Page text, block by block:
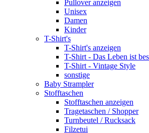
Pullover anzeigen
Unisex
Damen
Kinder
T-Shirt's
T-Shirt's anzeigen
T-Shirt - Das Leben ist
T-Shirt - Vintage Style
sonstige
Baby Strampler
Stofftaschen
Stofftaschen anzeigen
Tragetaschen / Shopper
Turnbeutel / Rucksack
Filzetui